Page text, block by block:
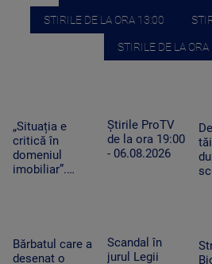
STIRILE DE LA ORA 13:00
STIRILE DE LA
„Situația e
critică în
domeniul
imobiliar”.
cauza
blocajului de la
Știrile ProTV
de la ora 19:00
- 06.08.2026
Bărbatul care a
desenat o
Scandal în
jurul Legii